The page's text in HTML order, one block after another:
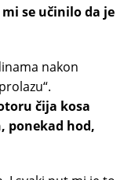
se učinilo da je
nakon
čija kosa
ponekad hod,